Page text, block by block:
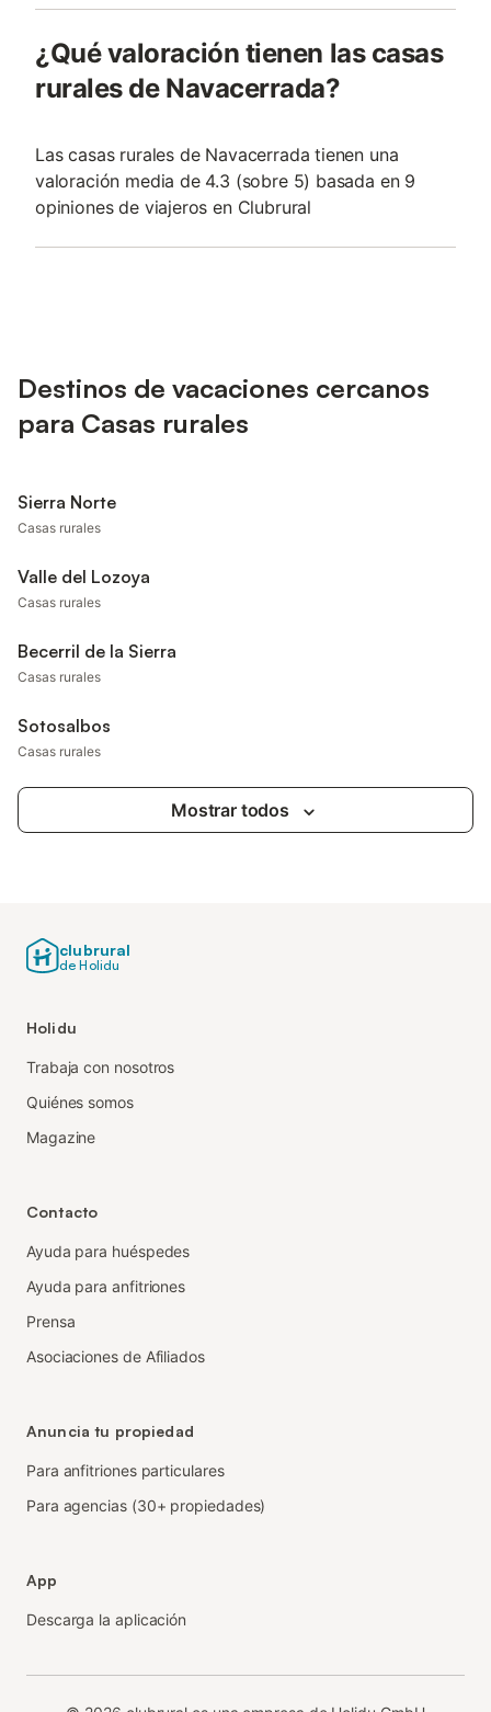
¿Qué valoración tienen las casas
rurales de Navacerrada?
Las casas rurales de Navacerrada tienen una
valoración media de 4.3 (sobre 5) basada en 9
opiniones de viajeros en Clubrural
Destinos de vacaciones cercanos
para Casas rurales
Sierra Norte
Casas rurales
Valle del Lozoya
Casas rurales
Becerril de la Sierra
Casas rurales
Sotosalbos
Casas rurales
Mostrar todos
clubrural
de Holidu
Holidu
Trabaja con nosotros
Quiénes somos
Magazine
Contacto
Ayuda para huéspedes
Ayuda para anfitriones
Prensa
Asociaciones de Afiliados
Anuncia tu propiedad
Para anfitriones particulares
Para agencias (30+ propiedades)
App
Descarga la aplicación